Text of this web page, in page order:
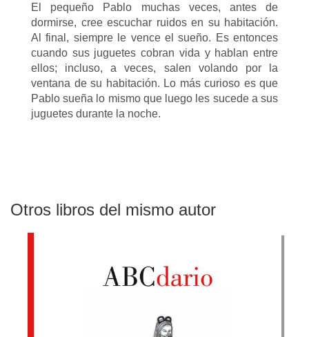
El pequeño Pablo muchas veces, antes de
dormirse, cree escuchar ruidos en su habitación.
Al final, siempre le vence el sueño. Es entonces
cuando sus juguetes cobran vida y hablan entre
ellos; incluso, a veces, salen volando por la
ventana de su habitación. Lo más curioso es que
Pablo sueña lo mismo que luego les sucede a sus
juguetes durante la noche.
Otros libros del mismo autor